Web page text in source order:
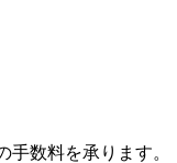
数料を承ります。